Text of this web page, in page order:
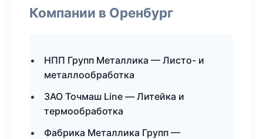
Компании в Оренбург
НПП Групп Металлика — Листо- и
металлообработка
ЗАО Точмаш Line — Литейка и
термообработка
Фабрика Металлика Групп —